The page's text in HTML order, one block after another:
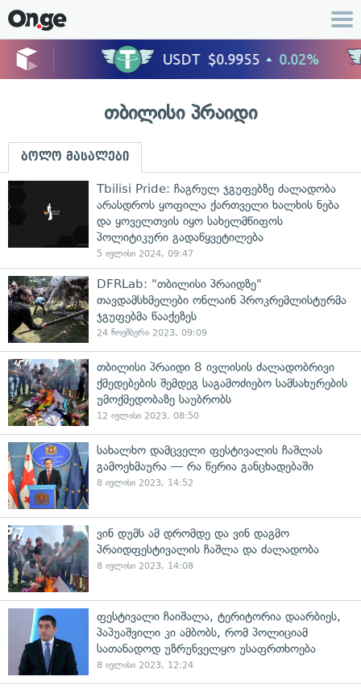
თბილისი პრაიდი
ბოლო მასალები
Tbilisi Pride: ჩაგრულ ჯგუფებზე ძალადობა
არასდროს ყოფილა ქართველი ხალხის ნება
და ყოველთვის იყო სახელმწიფოს
პოლიტიკური გადაწყვეტილება
5 ივლისი 2024, 09:47
DFRLab: "თბილისი პრაიდზე"
თავდამსხმელები ონლაინ პროკრემლისტურმა
ჯგუფებმა წააქეზეს
24 ნოემბერი 2023, 09:09
თბილისი პრაიდი 8 ივლისის ძალადობრივი
ქმედებების შემდეგ საგამოძიებო სამსახურების
უმოქმედობაზე საუბრობს
12 ივლისი 2023, 08:50
სახალხო დამცველი ფესტივალის ჩაშლას
გამოეხმაურა — რა წერია განცხადებაში
8 ივლისი 2023, 14:52
ვინ დუმს ამ დრომდე და ვინ დაგმო
პრაიდფესტივალის ჩაშლა და ძალადობა
8 ივლისი 2023, 14:08
ფესტივალი ჩაიშალა, ტერიტორია დაარბიეს,
პაპუაშვილი კი ამბობს, რომ პოლიციამ
სათანადოდ უზრუნველყო უსაფრთხოება
8 ივლისი 2023, 12:24